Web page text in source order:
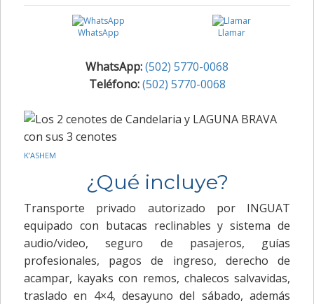
WhatsApp Llamar
WhatsApp:(502) 5770-0068
Teléfono: (502) 5770-0068
K’ASHEM
¿Qué incluye?
Transporte privado autorizado por INGUAT
equipado con butacas reclinables y sistema de
audio/video, seguro de pasajeros, guías
profesionales, pagos de ingreso, derecho de
acampar, kayaks con remos, chalecos salvavidas,
traslado en 4×4, desayuno del sábado, además